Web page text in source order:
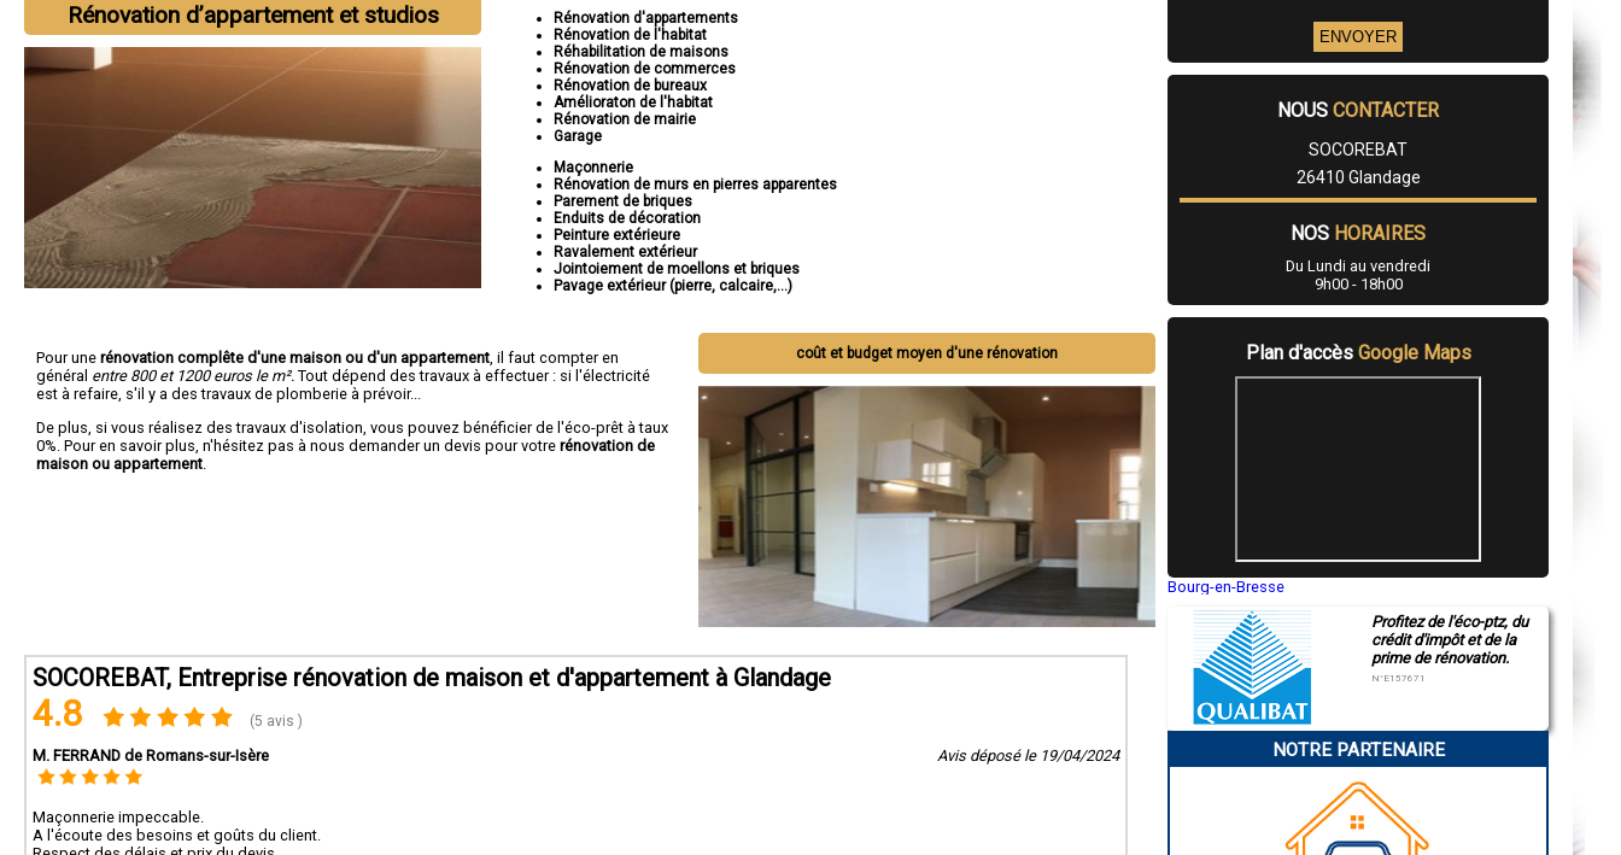
Rénovation d’appartement et studios
Rénovation d'appartements
Rénovation de l'habitat
Réhabilitation de maisons
Rénovation de commerces
Rénovation de bureaux
Amélioraton de l'habitat
Rénovation de mairie
Garage
Maçonnerie
Rénovation de murs en pierres apparentes
Parement de briques
Enduits de décoration
Peinture extérieure
Ravalement extérieur
Jointoiement de moellons et briques
Pavage extérieur (pierre, calcaire,...)
coût et budget moyen d'une rénovation
Pour une rénovation complête d'une maison ou d'un appartement , il faut compter en
général entre 800 et 1200 euros le m². Tout dépend des travaux à effectuer : si l'électricité
est à refaire, s'il y a des travaux de plomberie à prévoir...
De plus, si vous réalisez des travaux d'isolation, vous pouvez bénéficier de l'éco-prêt à taux
0%. Pour en savoir plus, n'hésitez pas à nous demander un devis pour votre rénovation de
maison ou appartement
SOCOREBAT, Entreprise rénovation de maison et d'appartement à Glandage
4.8 (5 avis )
M. FERRAND de Romans-sur-Isère Avis déposé le 19/04/2024
Maçonnerie impeccable.
A l'écoute des besoins et goûts du client.
NOUS CONTACTER
SOCOREBAT
26410 Glandage
NOS HORAIRES
Du Lundi au vendredi
9h00 - 18h00
Plan d'accès Google Maps
Bourg-en-Bresse
Montluçon
Manosque
Gap
Charleville-Mézières
Pamiers
Narbonne
Profitez de l'éco-ptz, du
crédit d'impôt et de la
prime de rénovation.
N°E157671
NOTRE PARTENAIRE